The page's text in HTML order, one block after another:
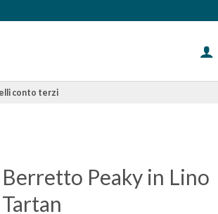
conto terzi
Berretto Peaky in Lino
Tartan